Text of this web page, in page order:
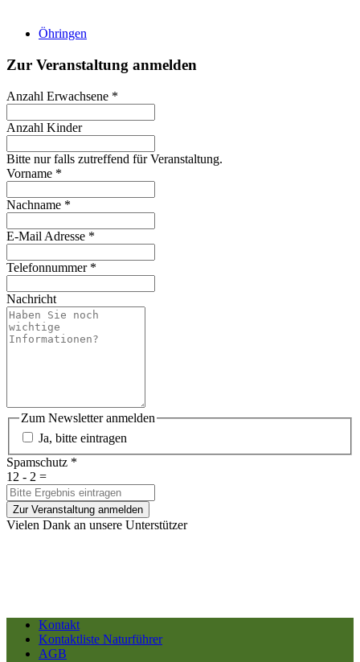
Öhringen
Zur Veranstaltung anmelden
Anzahl Erwachsene *
Anzahl Kinder
Bitte nur falls zutreffend für Veranstaltung.
Vorname *
Nachname *
E-Mail Adresse *
Telefonnummer *
Nachricht
Zum Newsletter anmelden
Ja, bitte eintragen
Spamschutz *
12 - 2 =
Zur Veranstaltung anmelden
Vielen Dank an unsere Unterstützer
Kontakt
Kontaktliste Naturführer
AGB